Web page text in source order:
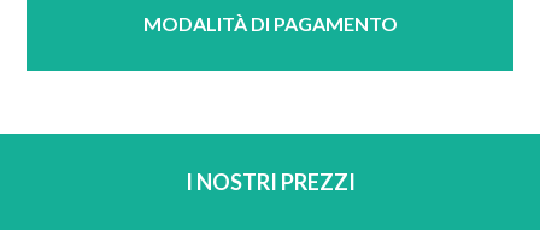
MODALITÀ DI PAGAMENTO
I NOSTRI PREZZI